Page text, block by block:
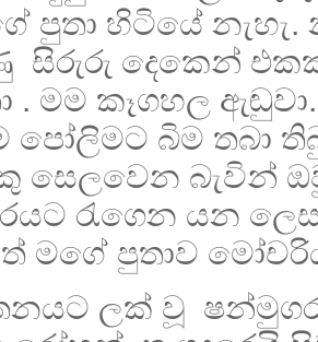
පුතා හිටියේ
සිරුරු දෙකෙන්
. මම කෑගහල
පෝලිමට බිම තබා
සෙලවෙන බැවින්
රැගෙන යන
මගේ පුතාව
ලක් වූ